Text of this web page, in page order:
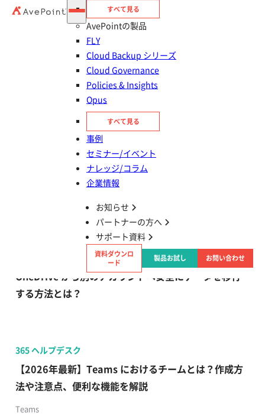
すべて見る
AvePointの製品
FLY
Cloud Backup シリーズ
Cloud Governance
Policies & Insights
Opus
すべて見る
事例
セミナー/イベント
ナレッジ/コラム
企業情報
お知らせ
パートナーの方へ
サポート資料
資料ダウンロ
ード
製品お試し お問い合わせ
Cloud Backup​／Entra ID／Microsoft 365
Teams のメンション機能とは？メリットや使い方のコ
はじめての365運用
Microsoft 365全社導入ロードマップ！各ライセンス
OneDrive から別のアカウントへ安全にデータを移行
する方法とは？
365 ヘルプデスク
【2026年最新】Teams におけるチームとは？作成方
法や注意点、便利な機能を解説
Teams